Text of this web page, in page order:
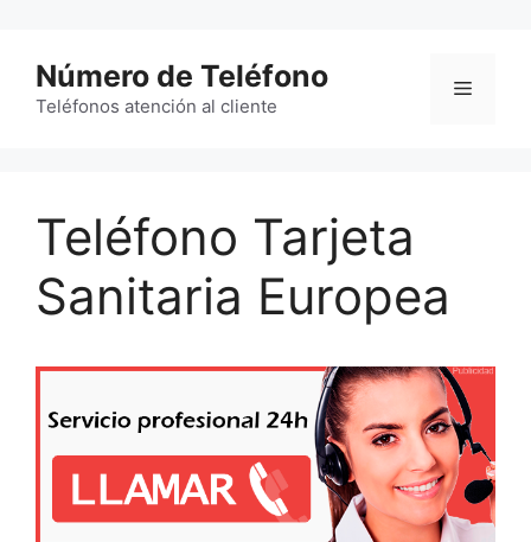
contenido
Número de Teléfono
Teléfonos atención al cliente
Menú
Teléfono Tarjeta
Sanitaria Europea